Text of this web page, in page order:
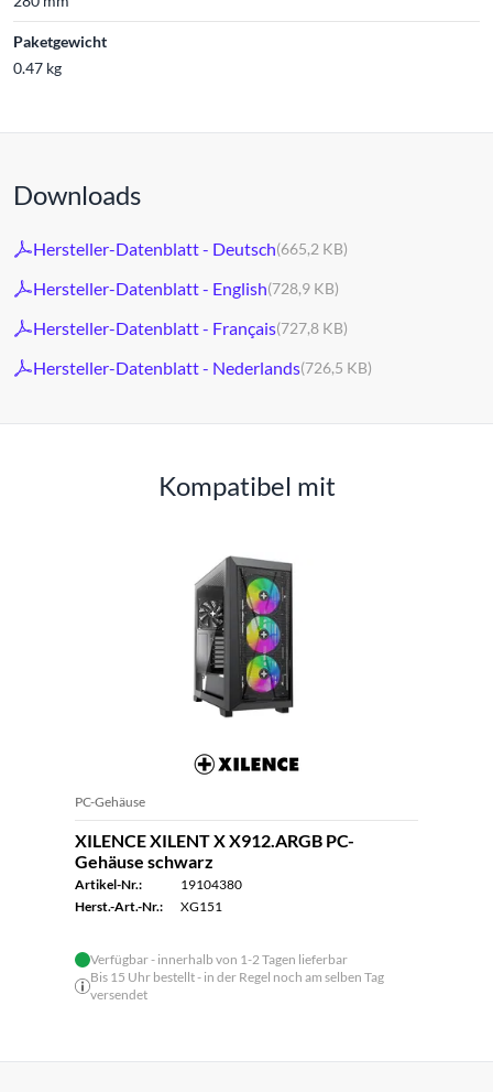
Paketgewicht
0.47 kg
Downloads
Hersteller-Datenblatt - Deutsch(665,2 KB)
Hersteller-Datenblatt - English(728,9 KB)
Hersteller-Datenblatt - Français(727,8 KB)
Hersteller-Datenblatt - Nederlands(726,5 KB)
Kompatibel mit
PC-Gehäuse
XILENCE XILENT X X912.ARGB PC-
Gehäuse schwarz
Artikel-Nr.:
19104380
Herst.-Art.-Nr.:
XG151
Verfügbar - innerhalb von 1-2 Tagen lieferbar
Bis 15 Uhr bestellt - in der Regel noch am selben Tag
versendet